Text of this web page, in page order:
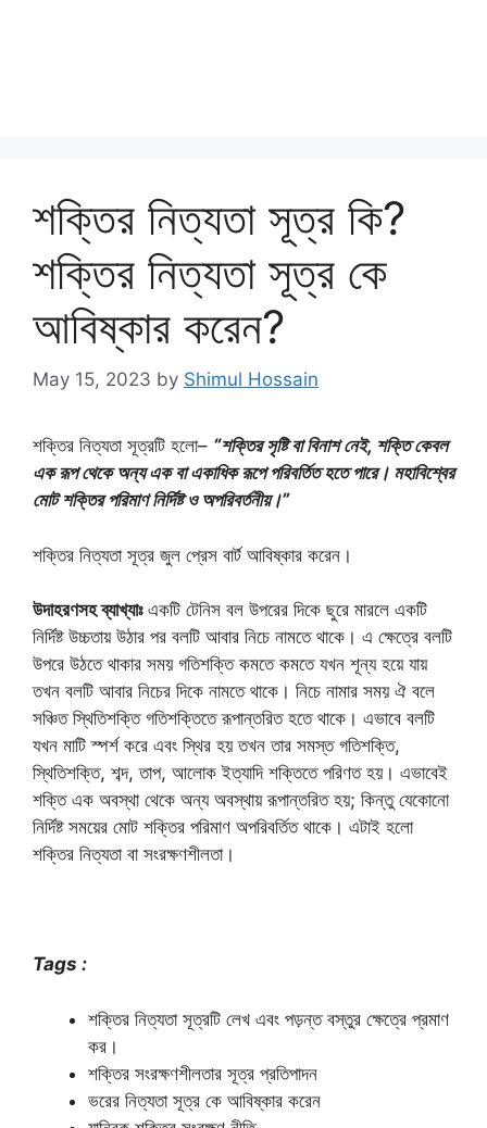
শক্তির নিত্যতা সূত্র কি?
শক্তির নিত্যতা সূত্র কে
আবিষ্কার করেন?
May 15, 2023 by Shimul Hossain
শক্তির নিত্যতা সূত্রটি হলো– “শক্তির সৃষ্টি বা বিনাশ নেই, শক্তি কেবল
এক রূপ থেকে অন্য এক বা একাধিক রূপে পরিবর্তিত হতে পারে। মহাবিশ্বের
মোট শক্তির পরিমাণ নির্দিষ্ট ও অপরিবর্তনীয়।”
শক্তির নিত্যতা সূত্র জুল প্রেস বার্ট আবিষ্কার করেন।
উদাহরণসহ ব্যাখ্যাঃএকটি টেনিস বল উপরের দিকে ছুরে মারলে একটি
নির্দিষ্ট উচ্চতায় উঠার পর বলটি আবার নিচে নামতে থাকে। এ ক্ষেত্রে বলটি
উপরে উঠতে থাকার সময় গতিশক্তি কমতে কমতে যখন শূন্য হয়ে যায়
তখন বলটি আবার নিচের দিকে নামতে থাকে। নিচে নামার সময় ঐ বলে
সঞ্চিত স্থিতিশক্তি গতিশক্তিতে রূপান্তরিত হতে থাকে। এভাবে বলটি
যখন মাটি স্পর্শ করে এবং স্থির হয় তখন তার সমস্ত গতিশক্তি,
স্থিতিশক্তি, শব্দ, তাপ, আলোক ইত্যাদি শক্তিতে পরিণত হয়। এভাবেই
শক্তি এক অবস্থা থেকে অন্য অবস্থায় রূপান্তরিত হয়; কিন্তু যেকোনো
নির্দিষ্ট সময়ের মোট শক্তির পরিমাণ অপরিবর্তিত থাকে। এটাই হলো
শক্তির নিত্যতা বা সংরক্ষণশীলতা।
Tags :
শক্তির নিত্যতা সূত্রটি লেখ এবং পড়ন্ত বস্তুর ক্ষেত্রে প্রমাণ
কর।
শক্তির সংরক্ষণশীলতার সূত্র প্রতিপাদন
ভরের নিত্যতা সূত্র কে আবিষ্কার করেন